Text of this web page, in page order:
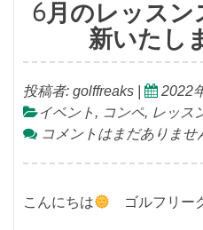
6月のレッスン
新いたし
投稿者: golffreaks 2022
イベント , コンペ, レッス
コメントはまだありませ
こんにちは
ゴルフリー